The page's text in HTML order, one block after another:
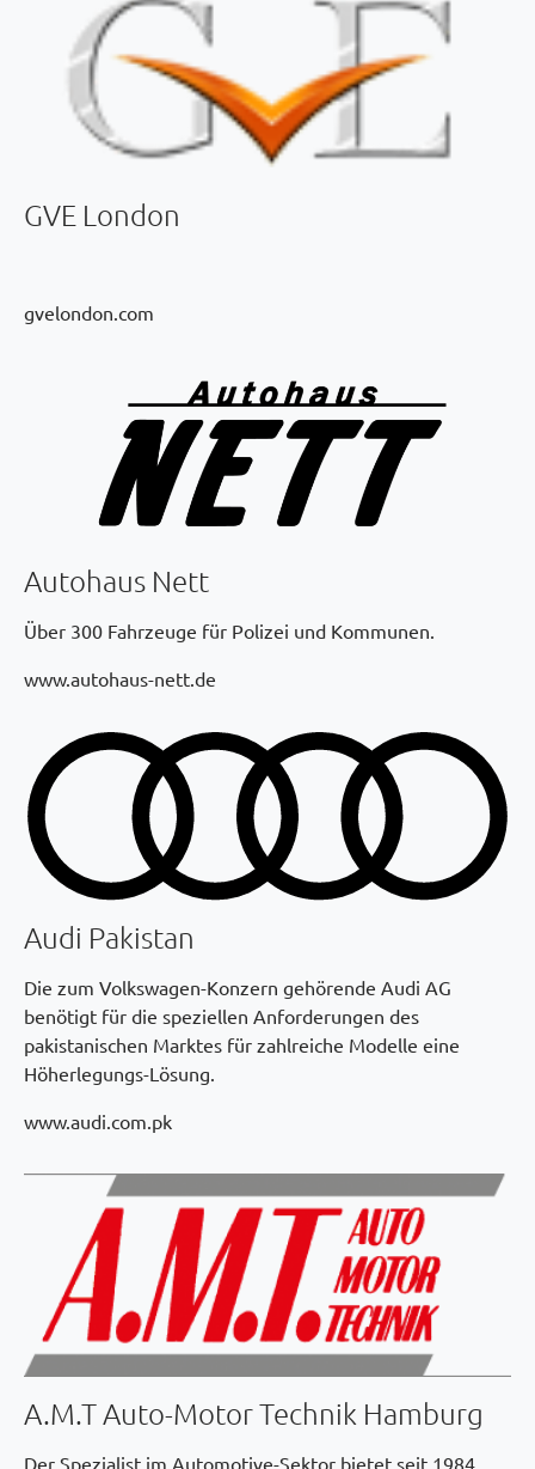
GVE London
gvelondon.com
Autohaus Nett
Über 300 Fahrzeuge für Polizei und Kommunen.
www.autohaus-nett.de
Audi Pakistan
Die zum Volkswagen-Konzern gehörende Audi AG
benötigt für die speziellen Anforderungen des
pakistanischen Marktes für zahlreiche Modelle eine
Höherlegungs-Lösung.
www.audi.com.pk
A.M.T Auto-Motor Technik Hamburg
Der Spezialist im Automotive-Sektor bietet seit 1984